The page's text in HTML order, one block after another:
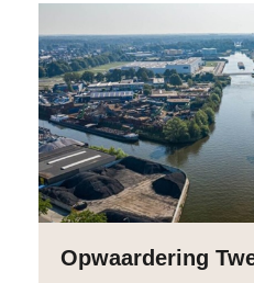
Opwaardering